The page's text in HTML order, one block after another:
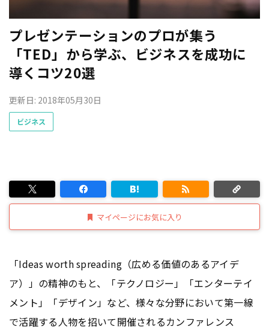
プレゼンテーションのプロが集う
「TED」から学ぶ、ビジネスを成功に
導くコツ20選
更新日: 2018年05月30日
ビジネス
マイページにお気に入り
「Ideas worth spreading（広める価値のあるアイデ
ア）」の精神のもと、「テクノロジー」「エンターテイ
メント」「デザイン」など、様々な分野において第一線
で活躍する人物を招いて開催されるカンファレンス